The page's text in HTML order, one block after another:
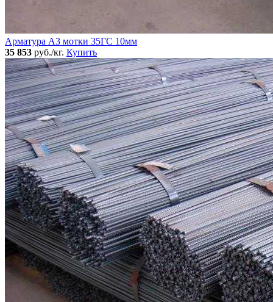
Арматура А3 мотки 35ГС 10мм
35 853 руб./кг. Купить